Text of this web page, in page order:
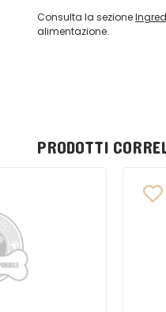
Consulta la sezione
alimentazione.
PRODOTTI